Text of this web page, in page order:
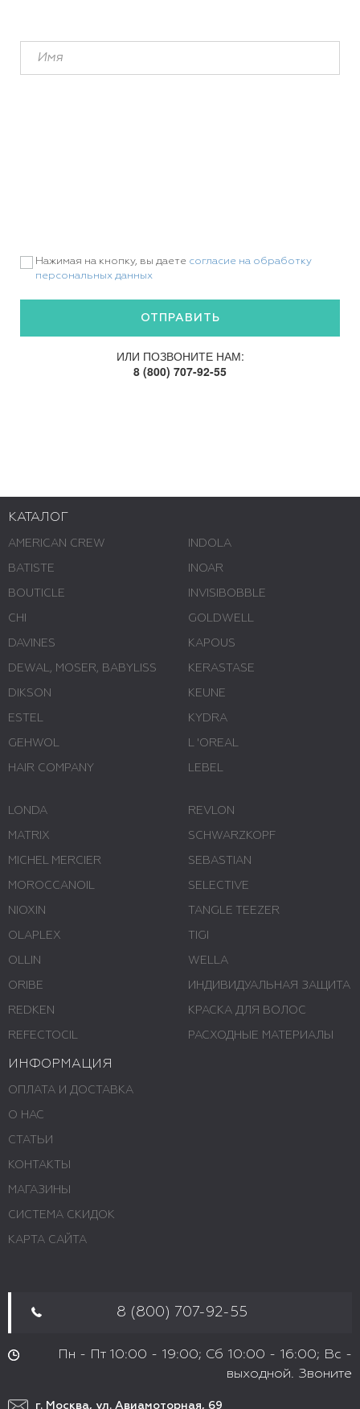
Нажимая на кнопку, вы даете согласие на обработку
персональных данных
ИЛИ ПОЗВОНИТЕ НАМ:
8 (800) 707-92-55
КАТАЛОГ
AMERICAN CREW
BATISTE
BOUTICLE
CHI
DAVINES
DEWAL, MOSER, BABYLISS
DIKSON
ESTEL
GEHWOL
HAIR COMPANY
INDOLA
INOAR
INVISIBOBBLE
GOLDWELL
KAPOUS
KERASTASE
KEUNE
KYDRA
L 'ОREAL
LEBEL
LONDA
MATRIX
MICHEL MERCIER
MOROCCANOIL
NIOXIN
OLAPLEX
OLLIN
ORIBE
REDKEN
REFECTOCIL
REVLON
SCHWARZKOPF
SEBASTIAN
SELECTIVE
TANGLE TEEZER
TIGI
WELLA
ИНДИВИДУАЛЬНАЯ ЗАЩИТА
КРАСКА ДЛЯ ВОЛОС
РАСХОДНЫЕ МАТЕРИАЛЫ
ИНФОРМАЦИЯ
ОПЛАТА И ДОСТАВКА
О НАС
СТАТЬИ
КОНТАКТЫ
МАГАЗИНЫ
СИСТЕМА СКИДОК
КАРТА САЙТА
8 (800) 707-92-55
Пн - Пт 10:00 - 19:00; Сб 10:00 - 16:00; Вс -
выходной. Звоните
г. Москва, ул. Авиамоторная, 69